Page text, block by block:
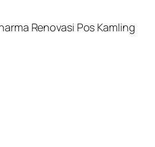
Renovasi Pos Kamling